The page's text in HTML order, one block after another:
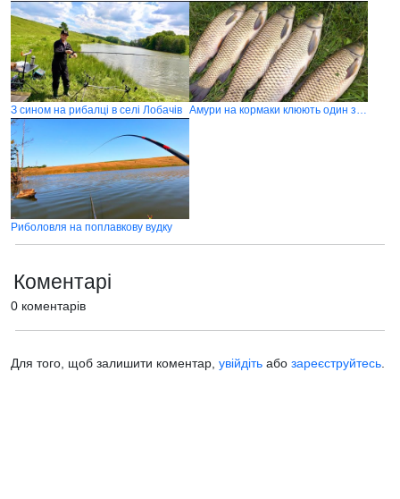
З сином на рибалці в селі Лобачів Амури на кормаки клюють один за другим
Риболовля на поплавкову вудку
Коментарі
0 коментарів
Для того, щоб залишити коментар, увійдіть або зареєструйтесь